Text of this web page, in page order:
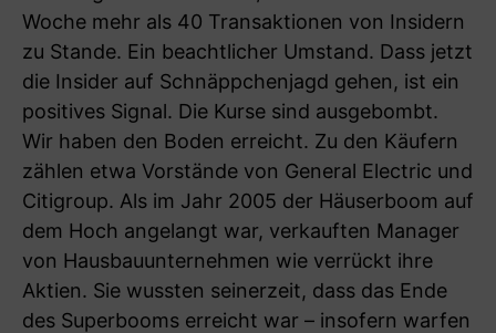
Woche mehr als 40 Transaktionen von Insidern
zu Stande. Ein beachtlicher Umstand. Dass jetzt
die Insider auf Schnäppchenjagd gehen, ist ein
positives Signal. Die Kurse sind ausgebombt.
Wir haben den Boden erreicht. Zu den Käufern
zählen etwa Vorstände von General Electric und
Citigroup. Als im Jahr 2005 der Häuserboom auf
dem Hoch angelangt war, verkauften Manager
von Hausbauunternehmen wie verrückt ihre
Aktien. Sie wussten seinerzeit, dass das Ende
des Superbooms erreicht war – insofern warfen